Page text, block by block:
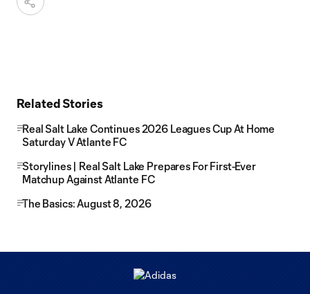
Related Stories
Real Salt Lake Continues 2026 Leagues Cup At Home
Saturday V Atlante FC
Storylines | Real Salt Lake Prepares For First-Ever
Matchup Against Atlante FC
The Basics: August 8, 2026